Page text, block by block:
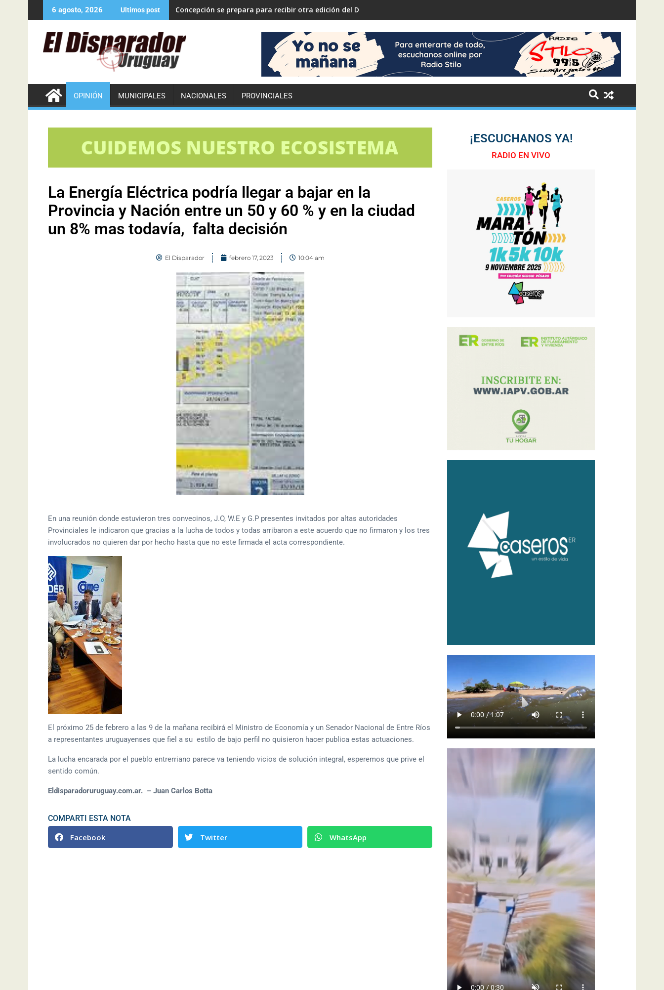
6 agosto, 2026 Ultimos post Concepción se prepara para recibir otra edición del Desafío ECO YPF
OPINIÓN MUNICIPALES NACIONALES PROVINCIALES
La Energía Eléctrica podría llegar a bajar en la
Provincia y Nación entre un 50 y 60 % y en la ciudad
un 8% mas todavía, falta decisión
El Disparador febrero 17, 2023 10:04 am
En una reunión donde estuvieron tres convecinos, J.O, W.E y G.P presentes invitados por altas autoridades
Provinciales le indicaron que gracias a la lucha de todos y todas arribaron a este acuerdo que no firmaron y los tres
involucrados no quieren dar por hecho hasta que no este firmada el acta correspondiente.
El próximo 25 de febrero a las 9 de la mañana recibirá el Ministro de Economía y un Senador Nacional de Entre Ríos
a representantes uruguayenses que fiel a su estilo de bajo perfil no quisieron hacer publica estas actuaciones.
La lucha encarada por el pueblo entrerriano parece va teniendo vicios de solución integral, esperemos que prive el
sentido común.
Eldisparadoruruguay.com.ar. – Juan Carlos Botta
COMPARTI ESTA NOTA
Facebook Twitter WhatsApp
¡ESCUCHANOS YA!
RADIO EN VIVO